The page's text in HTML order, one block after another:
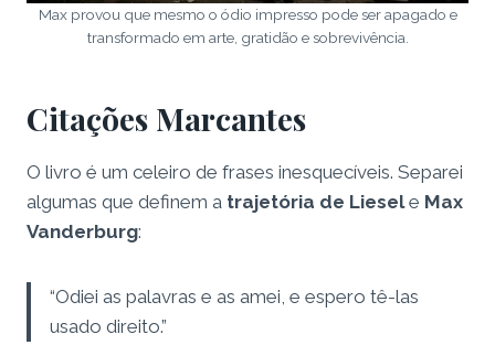
Max provou que mesmo o ódio impresso pode ser apagado e
transformado em arte, gratidão e sobrevivência.
Citações Marcantes
O livro é um celeiro de frases inesquecíveis. Separei
algumas que definem a trajetória de Liesele Max
Vanderburg:
“Odiei as palavras e as amei, e espero tê-las
usado direito.”